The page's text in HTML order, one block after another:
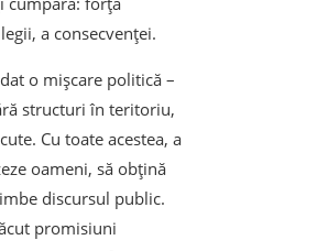
a consecvenței.
o mișcare politică –
structuri în teritoriu,
Cu toate acestea, a
oameni, să obțină
discursul public.
promisiuni